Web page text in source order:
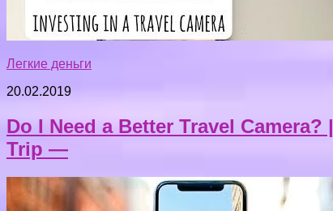
Легкие деньги
20.02.2019
Do I Need a Better Travel
Trip —